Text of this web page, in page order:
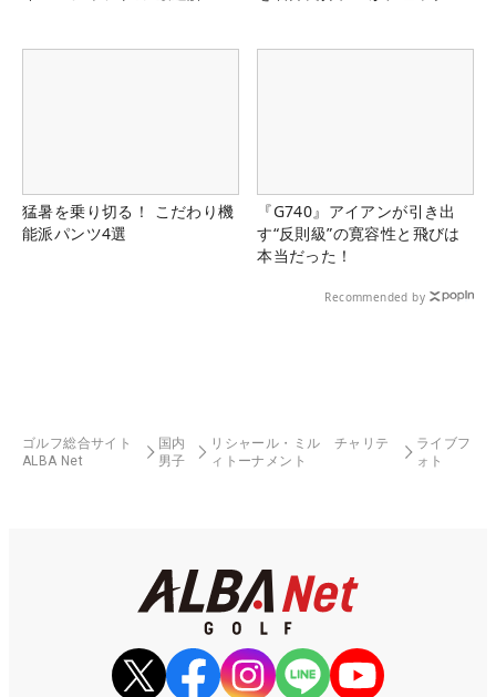
猛暑を乗り切る！ こだわり機
能派パンツ4選
『G740』アイアンが引き出
す“反則級”の寛容性と飛びは
本当だった！
Recommended by
ゴルフ総合サイト
ALBA Net
国内
男子
リシャール・ミル チャリテ
ィトーナメント
ライブフ
ォト